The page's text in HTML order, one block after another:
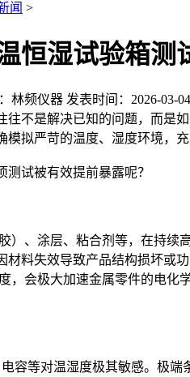
闻 >
恒湿试验箱测
林频仪器 发表时间：2026-03-
不是解决已知的问题，而是
拟严苛的温度、湿度环境，
试被有效提前暴露呢？
）、涂层、粘合剂等，在持
料失效导致产品结构损坏或功
，会极大加速金属零件的电
容等对温湿度极其敏感。极